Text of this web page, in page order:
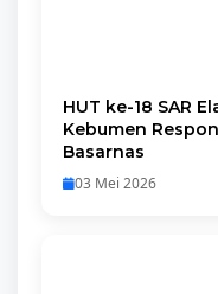
HUT ke-18 SAR
Kebumen
Basarnas
03 Mei 2026